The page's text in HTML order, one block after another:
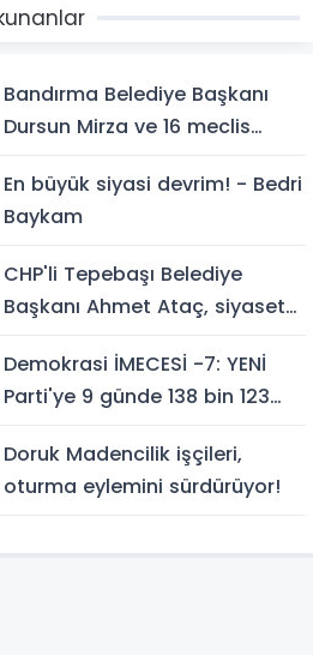
Bandırma Belediye Başkanı
Dursun Mirza ve 16 meclis
geçti!
En büyük siyasi devrim! - Bedri
Baykam
CHP'li Tepebaşı Belediye
Başkanı Ahmet Ataç, siyasete
açıkladı
Demokrasi İMECESİ -7: YENİ
Parti'ye 9 günde 138 bin 123
594 TL. bağış
Doruk Madencilik işçileri,
oturma eylemini sürdürüyor!